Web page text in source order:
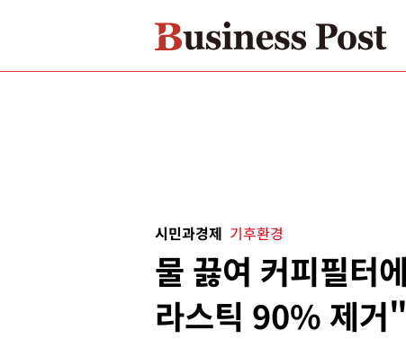
시민과경제 기후환경
물 끓여 커피필터
라스틱 90% 제거